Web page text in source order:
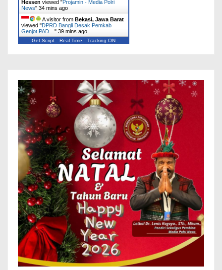
Hessen viewed "Projamin - Media Polri
News" 34 mins ago
A visitor from Bekasi, Jawa Barat
viewed "DPRD Bangli Desak Pemkab
Genjot PAD… " 39 mins ago
Get Script Real Time Tracking ON